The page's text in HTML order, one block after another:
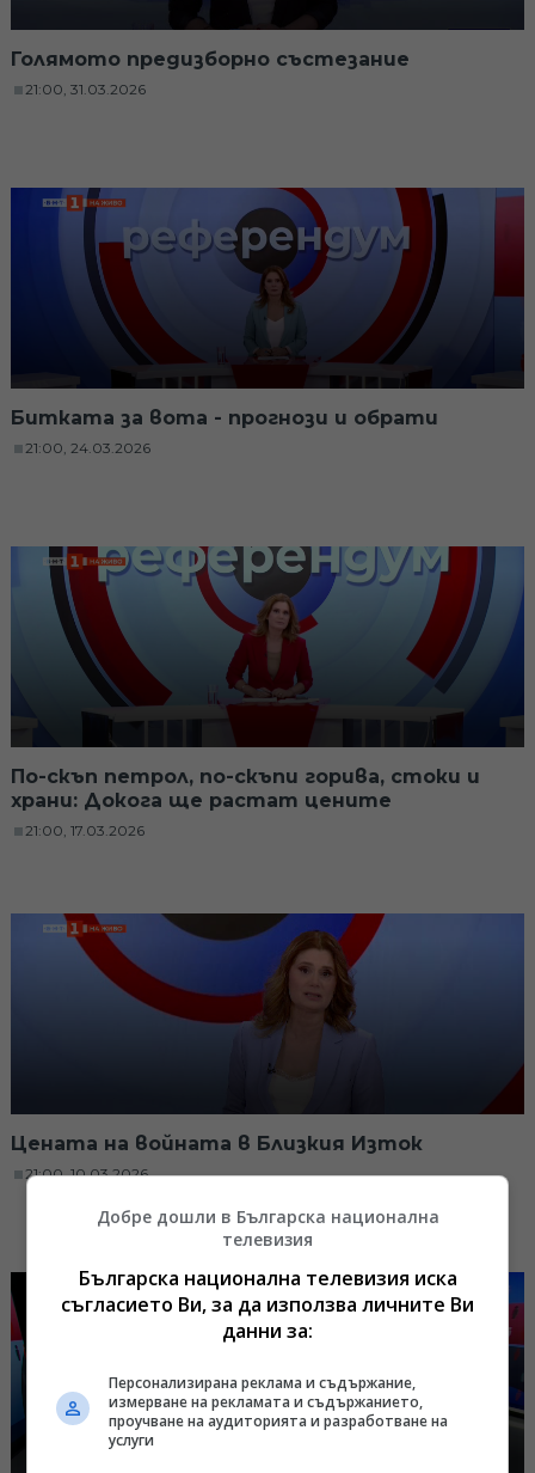
Голямото предизборно състезание
21:00, 31.03.2026
Битката за вота - прогнози и обрати
21:00, 24.03.2026
По-скъп петрол, по-скъпи горива, стоки и
храни: Докога ще растат цените
21:00, 17.03.2026
Цената на войната в Близкия Изток
21:00, 10.03.2026
Добре дошли в Българска национална
телевизия
Българска национална телевизия иска
съгласието Ви, за да използва личните Ви
данни за:
Персонализирана реклама и съдържание,
измерване на рекламата и съдържанието,
проучване на аудиторията и разработване на
услуги